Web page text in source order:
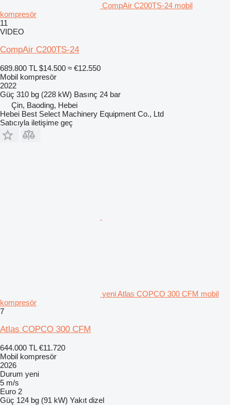
CompAir C200TS-24 mobil
kompresör
11
VIDEO
CompAir C200TS-24
689.800 TL $14.500 ≈ €12.550
Mobil kompresör
2022
Güç 310 bg (228 kW) Basınç 24 bar
Çin, Baoding, Hebei
Hebei Best Select Machinery Equipment Co., Ltd
Satıcıyla iletişime geç
yeni Atlas COPCO 300 CFM mobil
kompresör
7
Atlas COPCO 300 CFM
644.000 TL €11.720
Mobil kompresör
2026
Durum yeni
5 m/s
Euro 2
Güç 124 bg (91 kW) Yakıt dizel